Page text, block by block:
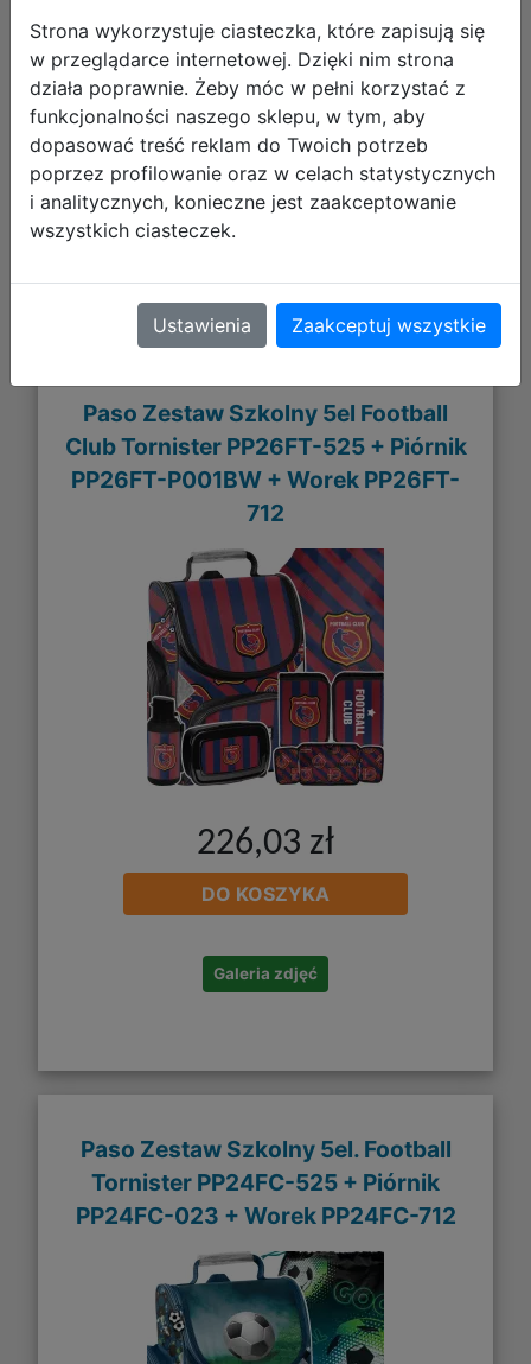
242,03 zł
DO KOSZYKA
Galeria zdjęć
Paso Zestaw Szkolny 5el Football
Club Tornister PP26FT-525 + Piórnik
PP26FT-P001BW + Worek PP26FT-
712
226,03 zł
DO KOSZYKA
Galeria zdjęć
Paso Zestaw Szkolny 5el. Football
Tornister PP24FC-525 + Piórnik
PP24FC-023 + Worek PP24FC-712
Strona wykorzystuje ciasteczka, które zapisują się
w przeglądarce internetowej. Dzięki nim strona
działa poprawnie. Żeby móc w pełni korzystać z
funkcjonalności naszego sklepu, w tym, aby
dopasować treść reklam do Twoich potrzeb
poprzez profilowanie oraz w celach statystycznych
i analitycznych, konieczne jest zaakceptowanie
wszystkich ciasteczek.
Ustawienia Zaakceptuj wszystkie